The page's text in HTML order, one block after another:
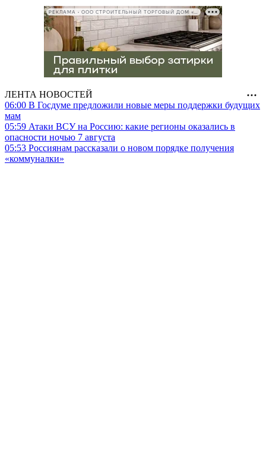
ЛЕНТА НОВОСТЕЙ
06:00 В Госдуме предложили новые меры поддержки будущих
мам
05:59 Атаки ВСУ на Россию: какие регионы оказались в
опасности ночью 7 августа
05:53 Россиянам рассказали о новом порядке получения
«коммуналки»